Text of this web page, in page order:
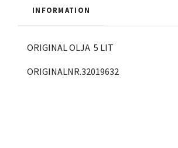
INFORMATION
ORIGINAL OLJA 5 LIT
ORIGINALNR.32019632